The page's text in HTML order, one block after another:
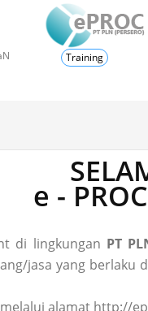
Training
e -
di lingkungan PT
jasa yang berlaku
alamat http://